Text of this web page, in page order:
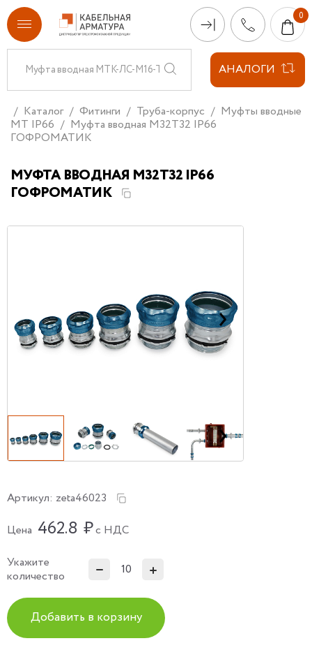
АНАЛОГИ
Каталог Фитинги Труба-корпус
Муфты вводные
МТ IP66
Муфта вводная М32Т32 IP66
ГОФРОМАТИК
МУФТА ВВОДНАЯ М32Т32 IP66
ГОФРОМАТИК
Артикул: zeta46023
Цена 462.8 ₽с НДС
Укажите
количество
Добавить в корзину